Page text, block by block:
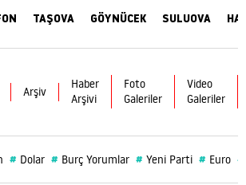
TAŞOVA GÖYNÜCEK SULUOVA
Arşiv
Haber
Arşivi
Foto
Galeriler
Video
Galeriler
# Dolar # Burç Yorumlar # Yeni Parti # Euro #